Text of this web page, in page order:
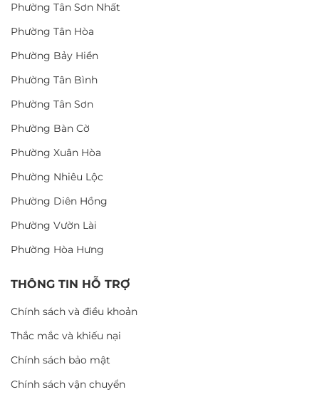
Phường Tân Sơn Nhất
Phường Tân Hòa
Phường Bảy Hiền
Phường Tân Bình
Phường Tân Sơn
Phường Bàn Cờ
Phường Xuân Hòa
Phường Nhiêu Lộc
Phường Diên Hồng
Phường Vườn Lài
Phường Hòa Hưng
THÔNG TIN HỖ TRỢ
Chính sách và điều khoản
Thắc mắc và khiếu nại
Chính sách bảo mật
Chính sách vận chuyển